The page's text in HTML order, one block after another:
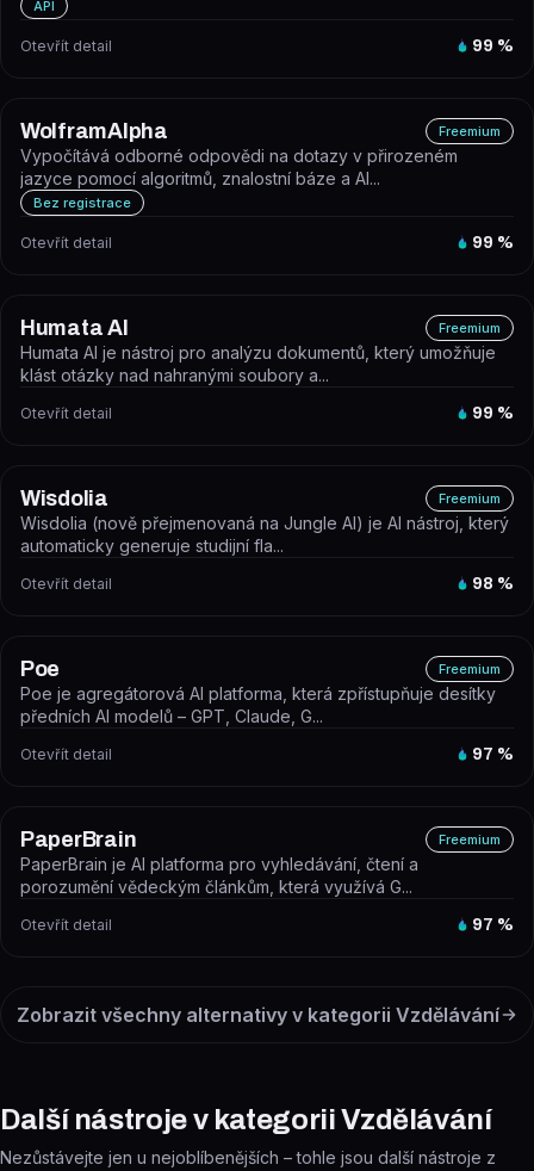
API
Otevřít detail 99 %
WolframAlpha Freemium
Vypočítává odborné odpovědi na dotazy v přirozeném
jazyce pomocí algoritmů, znalostní báze a AI...
Bez registrace
Otevřít detail 99 %
Humata AI Freemium
Humata AI je nástroj pro analýzu dokumentů, který umožňuje
klást otázky nad nahranými soubory a...
Otevřít detail 99 %
Wisdolia Freemium
Wisdolia (nově přejmenovaná na Jungle AI) je AI nástroj, který
automaticky generuje studijní fla...
Otevřít detail 98 %
Poe Freemium
Poe je agregátorová AI platforma, která zpřístupňuje desítky
předních AI modelů – GPT, Claude, G...
Otevřít detail 97 %
PaperBrain Freemium
PaperBrain je AI platforma pro vyhledávání, čtení a
porozumění vědeckým článkům, která využívá G...
Otevřít detail 97 %
Zobrazit všechny alternativy v kategorii Vzdělávání
Další nástroje v kategorii Vzdělávání
Nezůstávejte jen u nejoblíbenějších – tohle jsou další nástroje z